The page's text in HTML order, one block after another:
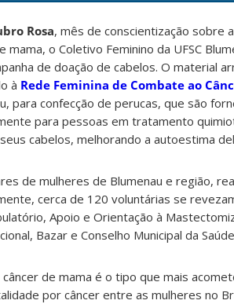
Rosa, mês de conscientização sobre
mama, o Coletivo Feminino da UFSC
de doação de cabelos. O material
à Rede Feminina de Combate ao
para confecção de perucas, que são
para pessoas em tratamento
cabelos, melhorando a autoestima
de mulheres de Blumenau e região,
cerca de 120 voluntárias se
Apoio e Orientação à
Bazar e Conselho Municipal da
de mama é o tipo que mais
por câncer entre as mulheres no